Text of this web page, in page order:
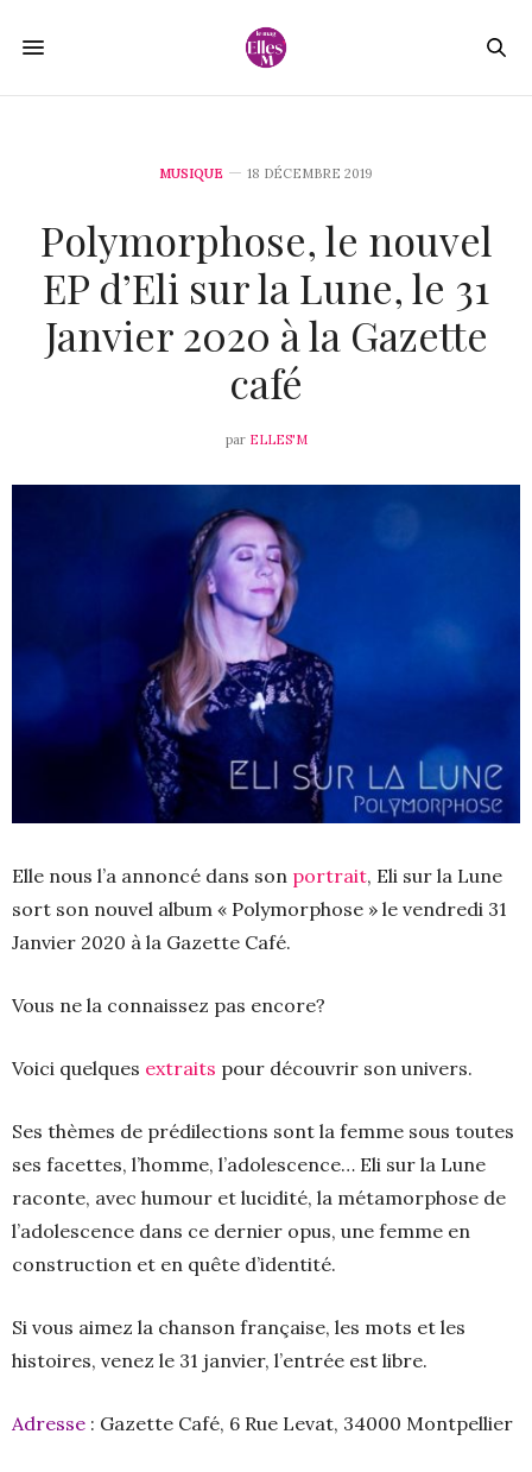
MUSIQUE 18 DÉCEMBRE 2019
Polymorphose, le nouvel
EP d’Eli sur la Lune, le 31
Janvier 2020 à la Gazette
café
par ELLES'M
Elle nous l’a annoncé dans son portrait, Eli sur la Lune
sort son nouvel album « Polymorphose » le vendredi 31
Janvier 2020 à la Gazette Café.
Vous ne la connaissez pas encore?
Voici quelques extraits pour découvrir son univers.
Ses thèmes de prédilections sont la femme sous toutes
ses facettes, l’homme, l’adolescence… Eli sur la Lune
raconte, avec humour et lucidité, la métamorphose de
l’adolescence dans ce dernier opus, une femme en
construction et en quête d’identité.
Si vous aimez la chanson française, les mots et les
histoires, venez le 31 janvier, l’entrée est libre.
Adresse : Gazette Café, 6 Rue Levat, 34000 Montpellier